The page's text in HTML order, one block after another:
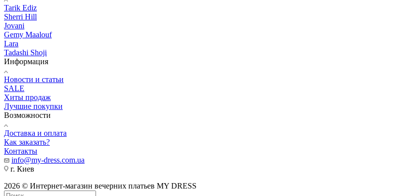
Tarik Ediz
Sherri Hill
Jovani
Gemy Maalouf
Lara
Tadashi Shoji
Информация
Новости и статьи
SALE
Хиты продаж
Лучшие покупки
Возможности
Доставка и оплата
Как заказать?
Контакты
info@my-dress.com.ua
г. Киев
2026 © Интернет-магазин вечерних платьев MY DRESS